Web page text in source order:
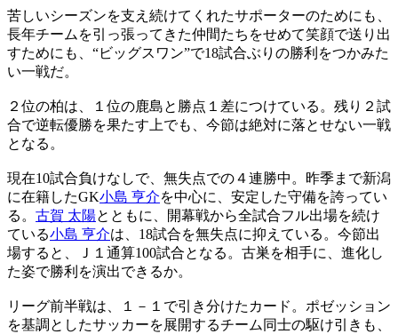
苦しいシーズンを支え続けてくれたサポーターのためにも、
長年チームを引っ張ってきた仲間たちをせめて笑顔で送り出
すためにも、“ビッグスワン”で18試合ぶりの勝利をつかみた
い一戦だ。
２位の柏は、１位の鹿島と勝点１差につけている。残り２試
合で逆転優勝を果たす上でも、今節は絶対に落とせない一戦
となる。
現在10試合負けなしで、無失点での４連勝中。昨季まで新潟
に在籍したGK小島 亨介を中心に、安定した守備を誇ってい
る。 古賀 太陽とともに、開幕戦から全試合フル出場を続け
ている小島 亨介は、18試合を無失点に抑えている。今節出
場すると、Ｊ１通算100試合となる。古巣を相手に、進化し
た姿で勝利を演出できるか。
リーグ前半戦は、１－１で引き分けたカード。ポゼッション
を基調としたサッカーを展開するチーム同士の駆け引きも、